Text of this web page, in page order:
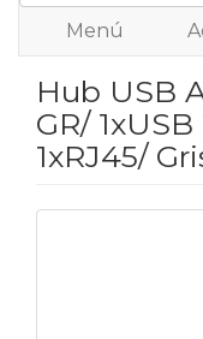
Menú
Hub USB
GR/
1xRJ45/